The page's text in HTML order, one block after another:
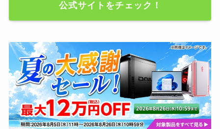
公式サイトをチェック！